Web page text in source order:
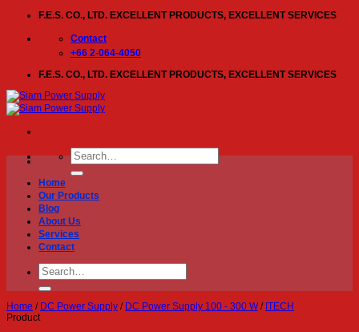
content
F.E.S. CO., LTD. EXCELLENT PRODUCTS, EXCELLENT SERVICES
Contact
+66 2-064-4050
F.E.S. CO., LTD. EXCELLENT PRODUCTS, EXCELLENT SERVICES
Search
for:
Home
Our Products
Blog
About Us
Services
Contact
Search
for:
Home / DC Power Supply / DC Power Supply 100 - 300 W / ITECH
Product